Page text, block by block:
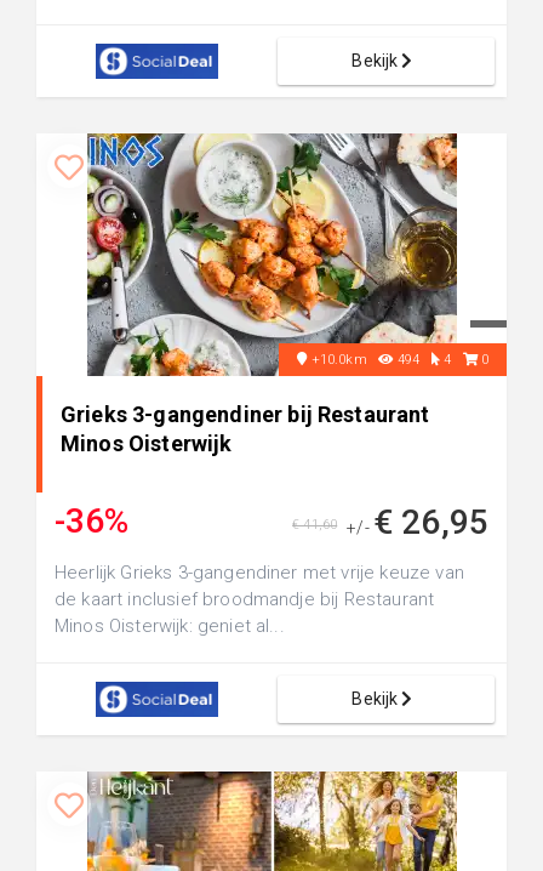
Bekijk
+10.0km 494 4 0
Grieks 3-gangendiner bij Restaurant
Minos Oisterwijk
-36% +/- € 26,95
€ 41,60
Heerlijk Grieks 3-gangendiner met vrije keuze van
de kaart inclusief broodmandje bij Restaurant
Minos Oisterwijk: geniet al...
Bekijk